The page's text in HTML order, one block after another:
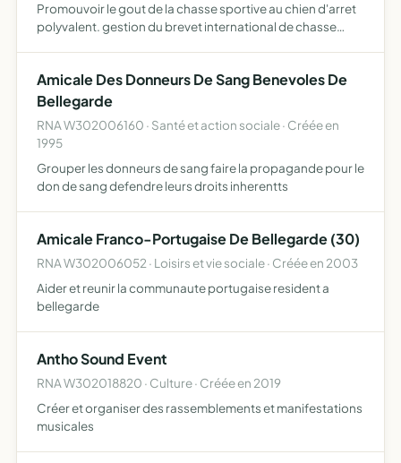
Promouvoir le gout de la chasse sportive au chien d'arret
polyvalent. gestion du brevet international de chasse
Amicale Des Donneurs De Sang Benevoles De
Bellegarde
RNA W302006160 · Santé et action sociale · Créée en
1995
Grouper les donneurs de sang faire la propagande pour le
don de sang defendre leurs droits inherentts
Amicale Franco-Portugaise De Bellegarde (30)
RNA W302006052 · Loisirs et vie sociale · Créée en 2003
Aider et reunir la communaute portugaise resident a
bellegarde
Antho Sound Event
RNA W302018820 · Culture · Créée en 2019
Créer et organiser des rassemblements et manifestations
musicales